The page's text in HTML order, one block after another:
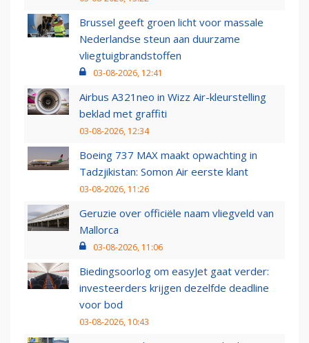
Brussel geeft groen licht voor massale
Nederlandse steun aan duurzame
vliegtuigbrandstoffen
03-08-2026, 12:41
Airbus A321neo in Wizz Air-kleurstelling
beklad met graffiti
03-08-2026, 12:34
Boeing 737 MAX maakt opwachting in
Tadzjikistan: Somon Air eerste klant
03-08-2026, 11:26
Geruzie over officiële naam vliegveld van
Mallorca
03-08-2026, 11:06
Biedingsoorlog om easyJet gaat verder:
investeerders krijgen dezelfde deadline
voor bod
03-08-2026, 10:43